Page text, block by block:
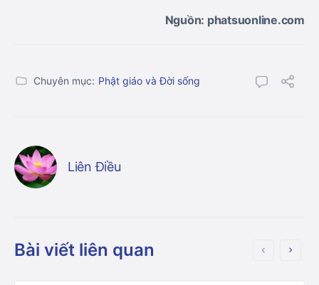
Nguồn: phatsuonline.com
Chuyên mục: Phật giáo và Đời sống
Liên Điều
Bài viết liên quan